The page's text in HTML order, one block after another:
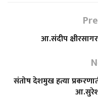
आ.संदीप
संतोष देशमुख हत्या